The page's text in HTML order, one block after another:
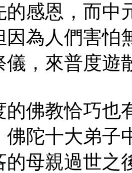
的感恩，而中
因為人們害怕
儀，來普度遊
教恰巧也
佛陀十大弟子
的母親過世之